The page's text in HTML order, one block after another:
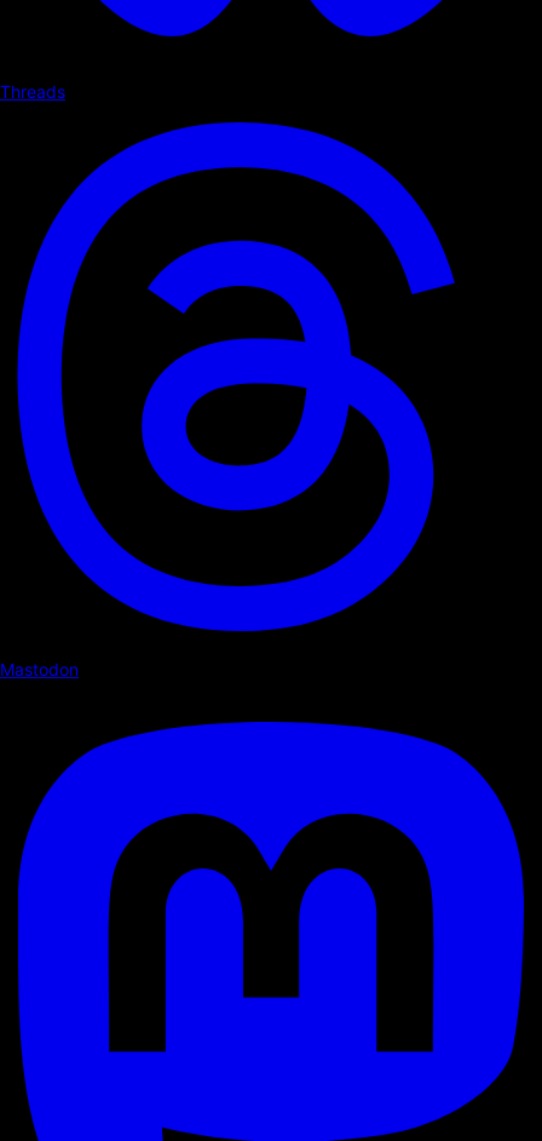
Threads
Mastodon